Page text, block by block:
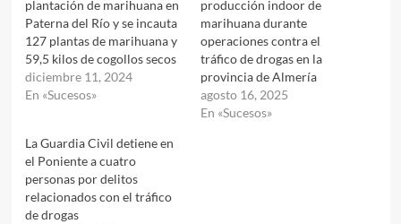
plantación de marihuana en
Paterna del Río y se incauta
127 plantas de marihuana y
59,5 kilos de cogollos secos
diciembre 11, 2024
En «Sucesos»
producción indoor de
marihuana durante
operaciones contra el
tráfico de drogas en la
provincia de Almería
agosto 16, 2025
En «Sucesos»
La Guardia Civil detiene en
el Poniente a cuatro
personas por delitos
relacionados con el tráfico
de drogas